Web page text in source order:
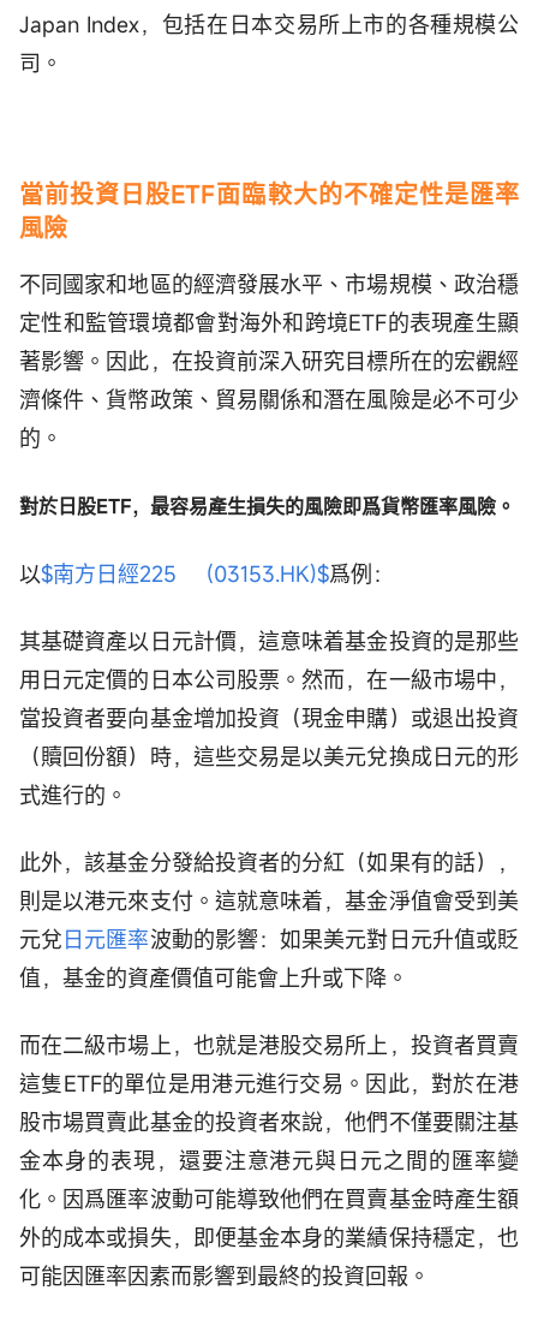
Japan Index，包括在日本交易所上市的各種規模公
司。
當前投資日股ETF面臨較大的不確定性是匯率
風險
不同國家和地區的經濟發展水平、市場規模、政治穩
定性和監管環境都會對海外和跨境ETF的表現產生顯
著影響。因此，在投資前深入研究目標所在的宏觀經
濟條件、貨幣政策、貿易關係和潛在風險是必不可少
的。
對於日股ETF，最容易產生損失的風險即爲貨幣匯率風險。
以$南方日經225 (03153.HK)$爲例：
其基礎資產以日元計價，這意味着基金投資的是那些
用日元定價的日本公司股票。然而，在一級市場中，
當投資者要向基金增加投資（現金申購）或退出投資
（贖回份額）時，這些交易是以美元兌換成日元的形
式進行的。
此外，該基金分發給投資者的分紅（如果有的話），
則是以港元來支付。這就意味着，基金淨值會受到美
元兌日元匯率波動的影響：如果美元對日元升值或貶
值，基金的資產價值可能會上升或下降。
而在二級市場上，也就是港股交易所上，投資者買賣
這隻ETF的單位是用港元進行交易。因此，對於在港
股市場買賣此基金的投資者來說，他們不僅要關注基
金本身的表現，還要注意港元與日元之間的匯率變
化。因爲匯率波動可能導致他們在買賣基金時產生額
外的成本或損失，即便基金本身的業績保持穩定，也
可能因匯率因素而影響到最終的投資回報。